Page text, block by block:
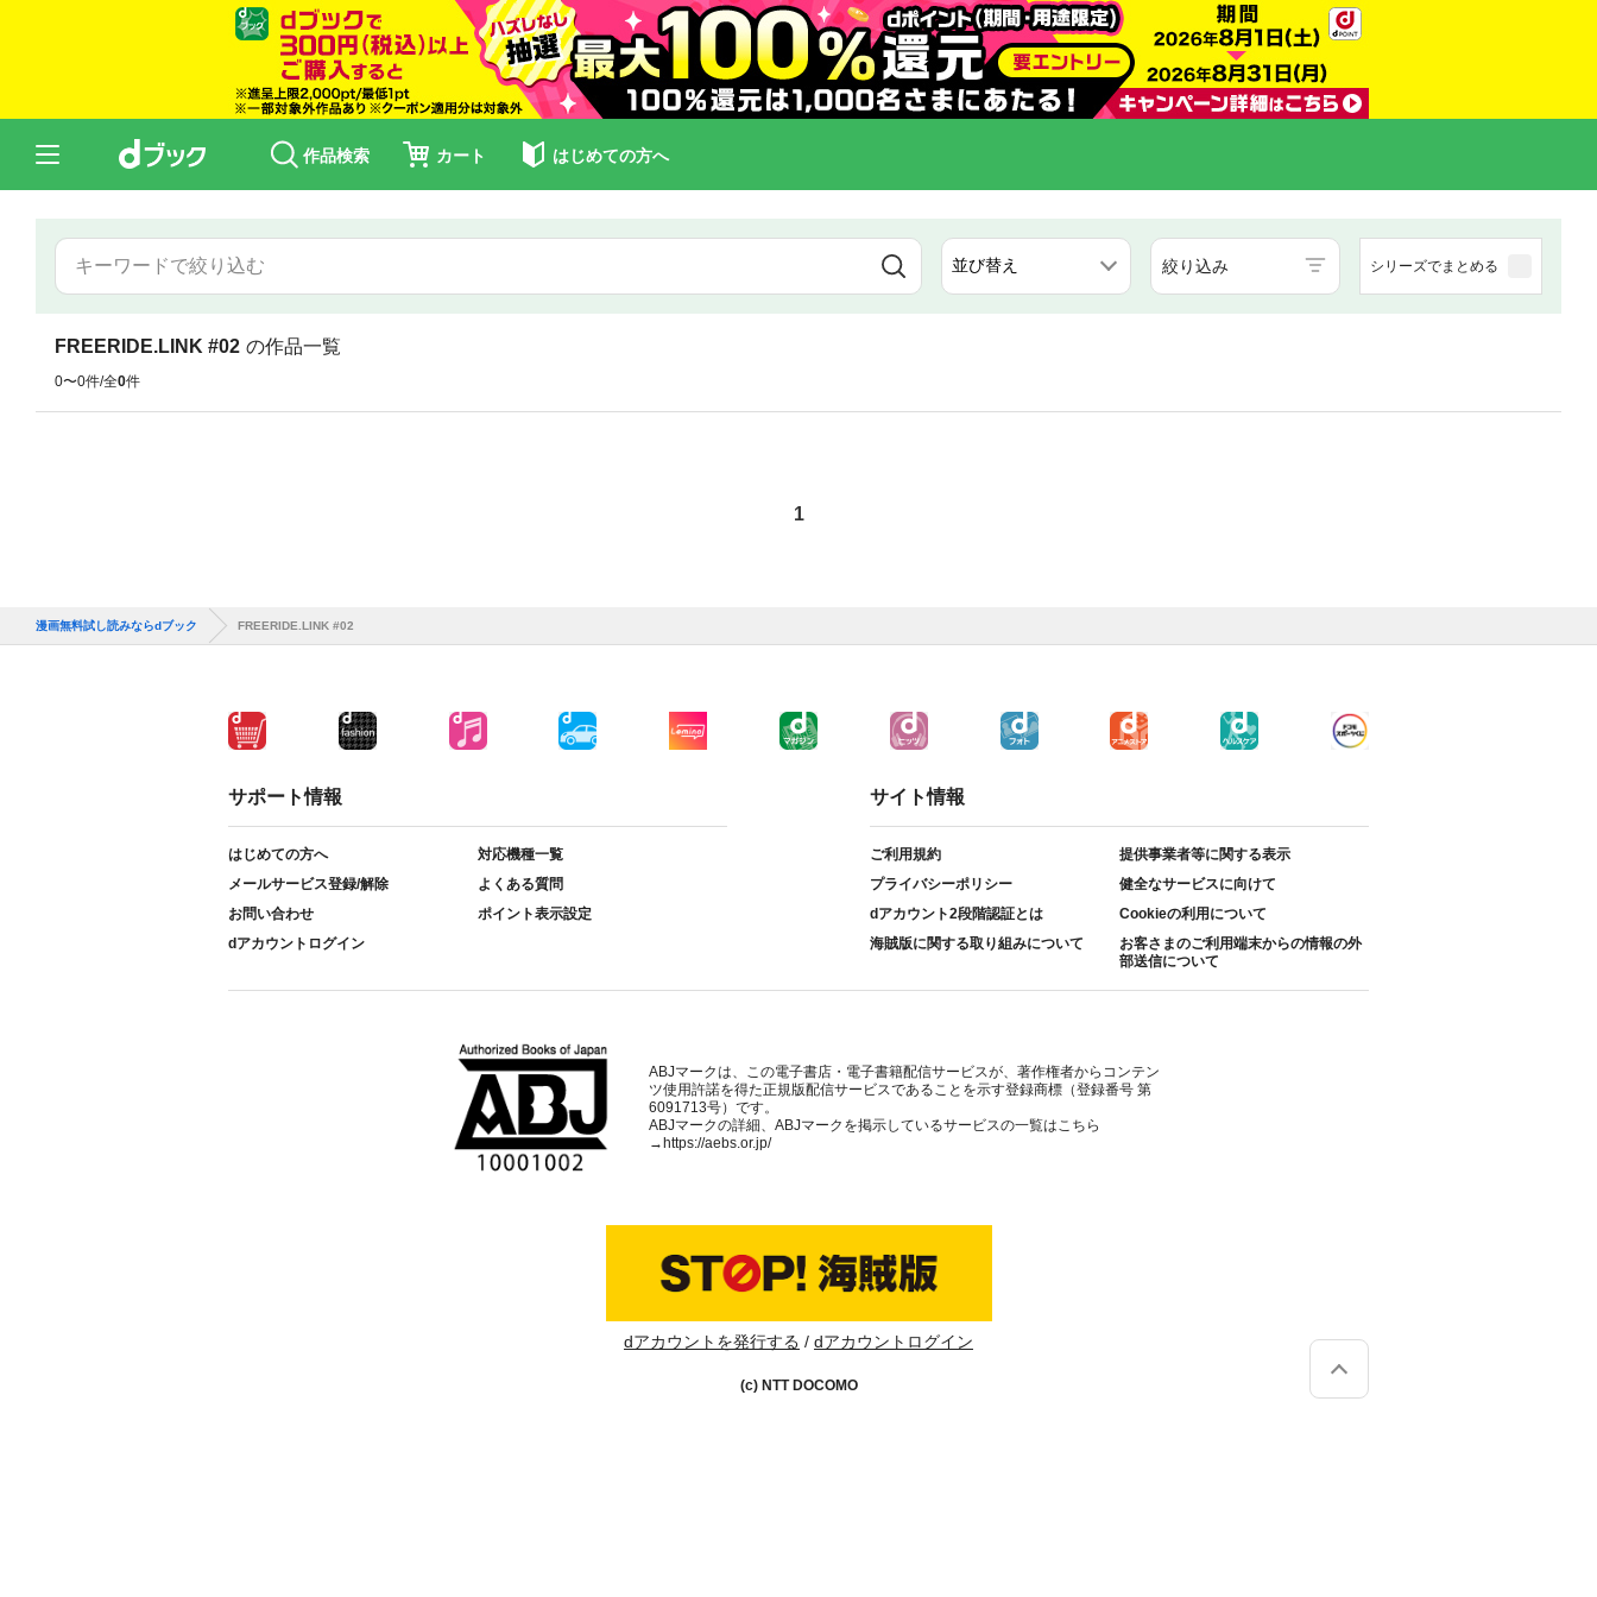
作品検索 カート はじめての方へ
絞り込み シリーズでまとめる
FREERIDE.LINK #02 の作品一覧
0〜0件/全0件
1
漫画無料試し読みならdブック FREERIDE.LINK #02
サポート情報
はじめての方へ
対応機種一覧
メールサービス登録/解除
よくある質問
お問い合わせ
ポイント表示設定
dアカウントログイン
サイト情報
ご利用規約
提供事業者等に関する表示
プライバシーポリシー
健全なサービスに向けて
dアカウント2段階認証とは
Cookieの利用について
海賊版に関する取り組みについて
お客さまのご利用端末からの情報の外
部送信について
ABJマークは、この電子書店・電子書籍配信サービスが、著作権者からコンテン
ツ使用許諾を得た正規版配信サービスであることを示す登録商標（登録番号 第
6091713号）です。
ABJマークの詳細、ABJマークを掲示しているサービスの一覧はこちら
→ https://aebs.or.jp/
dアカウントを発行する dアカウントログイン
(c) NTT DOCOMO